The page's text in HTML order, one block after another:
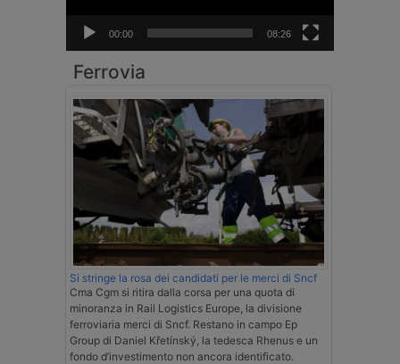
00:00 08:26
Ferrovia
Si stringe la rosa dei candidati per le merci di Sncf
Cma Cgm si ritira dalla corsa per una quota di
minoranza in Rail Logistics Europe, la divisione
ferroviaria merci di Sncf. Restano in campo Ep
Group di Daniel Křetínský, la tedesca Rhenus e un
fondo d’investimento non ancora identificato.